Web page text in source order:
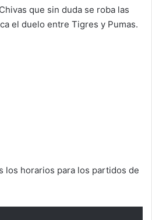
que sin duda se roba las
el duelo entre Tigres y Pumas.
los horarios para los partidos de